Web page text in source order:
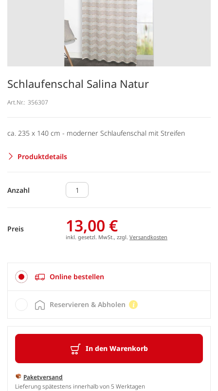
Schlaufenschal Salina Natur
Art.Nr.: 356307
ca. 235 x 140 cm - moderner Schlaufenschal mit Streifen
Produktdetails
Anzahl
Preis 13,00 €
inkl. gesetzl. MwSt., zzgl. Versandkosten
Online bestellen
In den Warenkorb
Paketversand
Lieferung spätestens innerhalb von 5 Werktagen
Reservieren & Abholen